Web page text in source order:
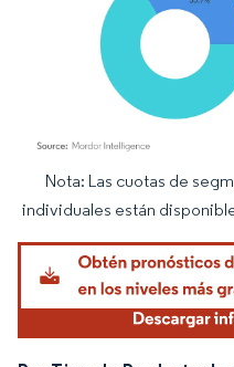
Imagen © Mordor Intelligence. El
Nota: Las cuotas de
individuales están